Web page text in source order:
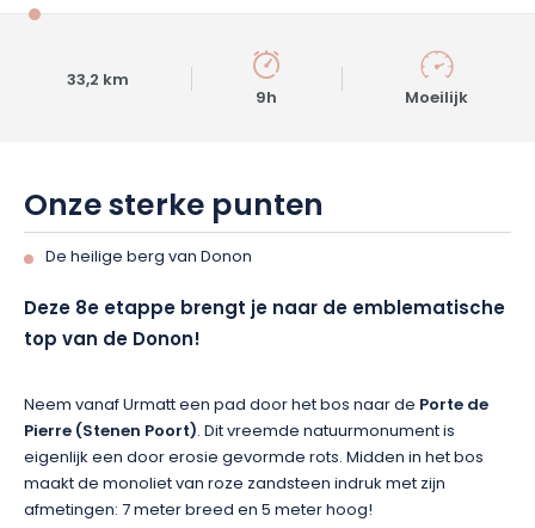
33,2 km
9h Moeilijk
Onze sterke punten
De heilige berg van Donon
Deze 8e etappe brengt je naar de emblematische
top van de Donon!
Neem vanaf Urmatt een pad door het bos naar de Porte de
Pierre (Stenen Poort). Dit vreemde natuurmonument is
eigenlijk een door erosie gevormde rots. Midden in het bos
maakt de monoliet van roze zandsteen indruk met zijn
afmetingen: 7 meter breed en 5 meter hoog!